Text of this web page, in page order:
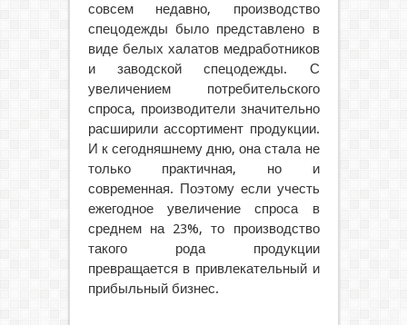
совсем недавно, производство
спецодежды было представлено в
виде белых халатов медработников
и заводской спецодежды. С
увеличением потребительского
спроса, производители значительно
расширили ассортимент продукции.
И к сегодняшнему дню, она стала не
только практичная, но и
современная. Поэтому если учесть
ежегодное увеличение спроса в
среднем на 23%, то производство
такого рода продукции
превращается в привлекательный и
прибыльный бизнес.